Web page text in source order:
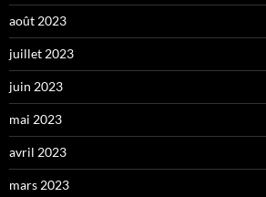
août 2023
juillet 2023
juin 2023
mai 2023
avril 2023
mars 2023